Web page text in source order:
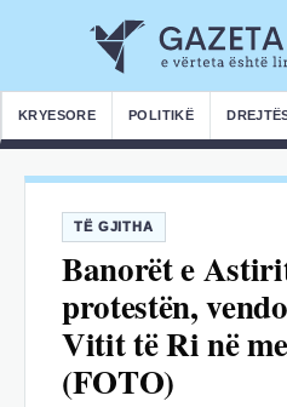
KRYESORE POLITIKË
TË GJITHA
Banorët e
protestën,
Vitit të Ri në
(FOTO)